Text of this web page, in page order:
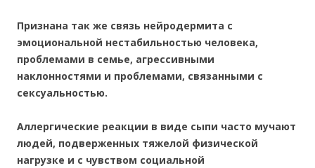
Признана так же связь нейродермита с
эмоциональной нестабильностью человека,
проблемами в семье, агрессивными
наклонностями и проблемами, связанными с
сексуальностью.
Аллергические реакции в виде сыпи часто мучают
людей, подверженных тяжелой физической
нагрузке и с чувством социальной